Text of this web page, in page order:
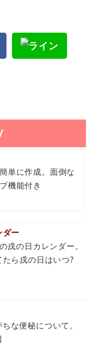
単に作成。面倒な
機能付き
ダー
戌の日カレンダー。
たら戌の日はいつ?
な便秘について。